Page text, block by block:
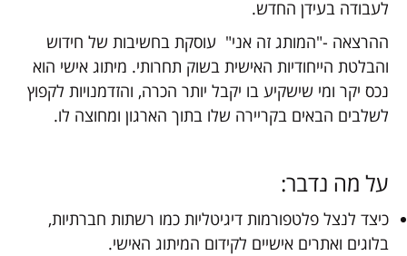
לעבודה בעידן החדש.
ההרצאה -"המותג זה אני" עוסקת בחשיבות של חידוש
והבלטת הייחודיות האישית בשוק תחרותי. מיתוג אישי הוא
נכס יקר ומי שישקיע בו יקבל יותר הכרה, והזדמנויות לקפוץ
לשלבים הבאים בקריירה שלו בתוך הארגון ומחוצה לו.
על מה נדבר:
כיצד לנצל פלטפורמות דיגיטליות כמו רשתות חברתיות,
בלוגים ואתרים אישיים לקידום המיתוג האישי.